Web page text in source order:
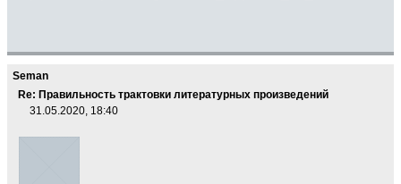
Seman
Re: Правильность трактовки литературных произведений
31.05.2020, 18:40